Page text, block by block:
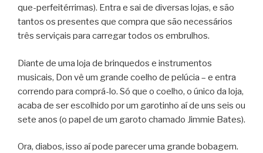
que-perfeitérrimas). Entra e sai de diversas lojas, e são
tantos os presentes que compra que são necessários
três serviçais para carregar todos os embrulhos.
Diante de uma loja de brinquedos e instrumentos
musicais, Don vê um grande coelho de pelúcia – e entra
correndo para comprá-lo. Só que o coelho, o único da loja,
acaba de ser escolhido por um garotinho aí de uns seis ou
sete anos (o papel de um garoto chamado Jimmie Bates).
Ora, diabos, isso aí pode parecer uma grande bobagem.